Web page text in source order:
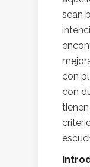
sean
con
con